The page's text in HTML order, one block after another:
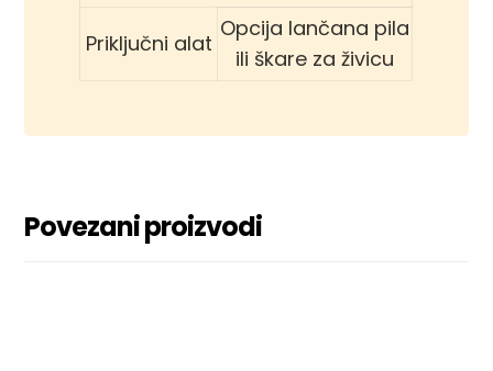
Priključni alat
Opcija lančana pila
ili škare za živicu
Povezani proizvodi